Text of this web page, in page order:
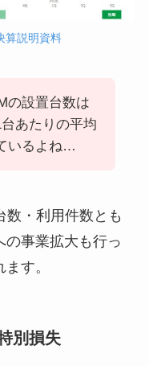
算説明資料
の設置台数は
あたりの平均
いるよね…
数・利用件数とも
の事業拡大も行っ
す。
別損失